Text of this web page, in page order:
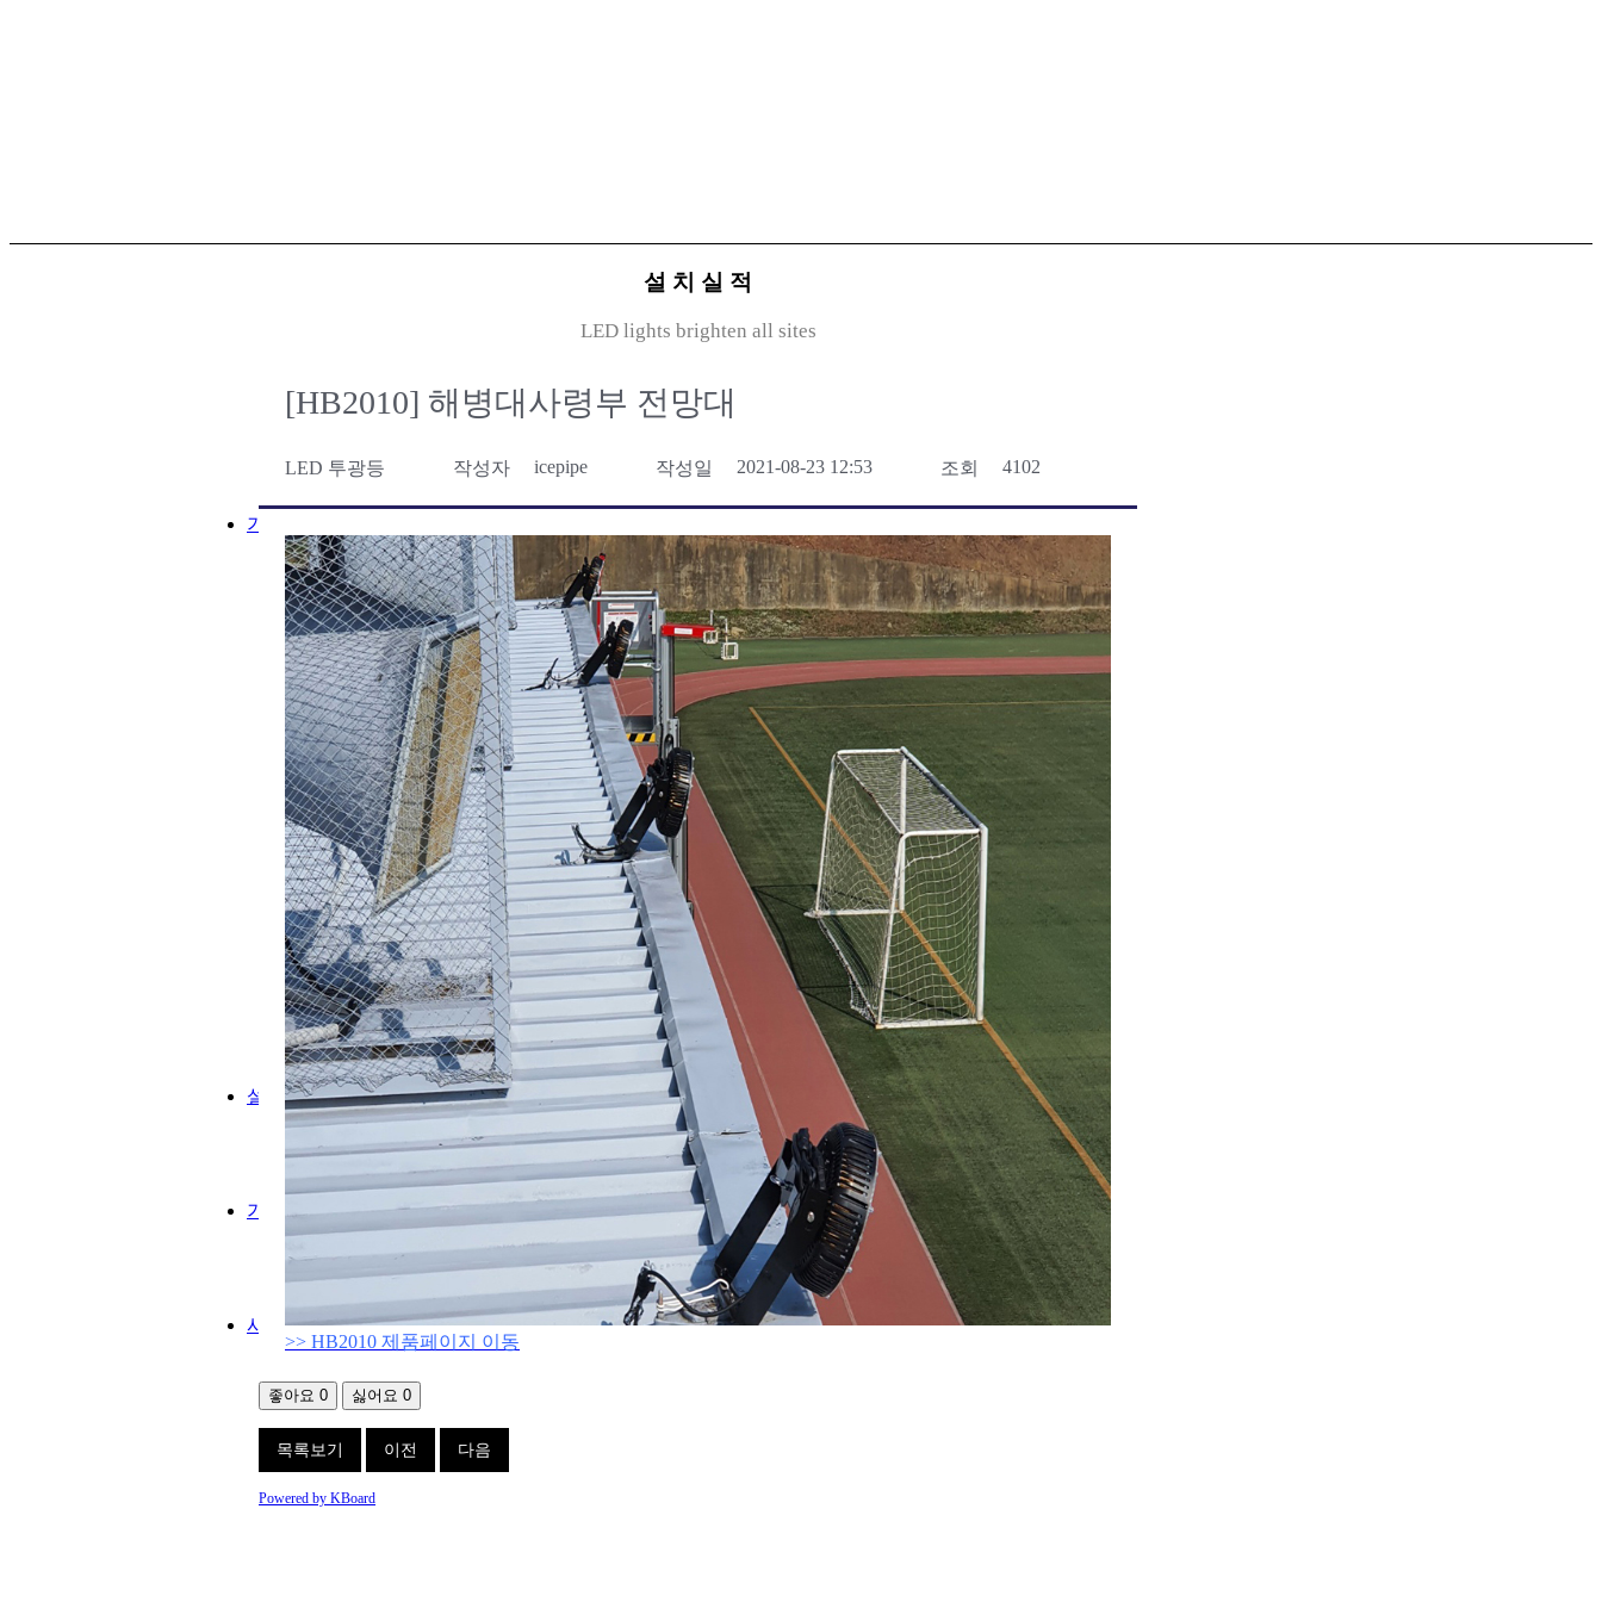
기업정보
설치실적
기업소식
사업영역
설 치 실 적
LED lights brighten all sites
[HB2010] 해병대사령부 전망대
LED 투광등 작성자 icepipe 작성일 2021-08-23 12:53 조회 4102
>> HB2010 제품페이지 이동
좋아요 0 싫어요 0
목록보기 이전 다음
Powered by KBoard